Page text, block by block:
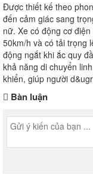
Được thiết kế theo
đến cảm giác sang
nữ. Xe có động cơ
50km/h và có tải trọng
động ngắt khi ắc quy
khả năng di chuyển
khiển, giúp người
Bàn luận